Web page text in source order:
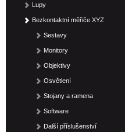
Lupy
Bezkontaktní měřiče XYZ
Sestavy
Monitory
Objektivy
Osvětlení
Stojany a ramena
Software
Další příslušenství